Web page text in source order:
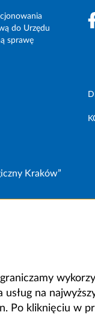
do Urzędu
sprawę
Kraków”
na
Po kliknięciu w